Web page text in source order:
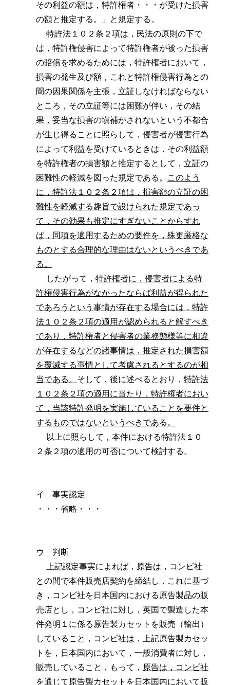
その利益の額は，特許権者・・・が受けた損害
の額と推定する。」と規定する。
特許法１０２条２項は，民法の原則の下で
は，特許権侵害によって特許権者が被った損害
の賠償を求めるためには，特許権者において，
損害の発生及び額，これと特許権侵害行為との
間の因果関係を主張，立証しなければならない
ところ，その立証等には困難が伴い，その結
果，妥当な損害の塡補がされないという不都合
が生じ得ることに照らして，侵害者が侵害行為
によって利益を受けているときは，その利益額
を特許権者の損害額と推定するとして，立証の
困難性の軽減を図った規定である。
このよう
に，特許法１０２条２項は，損害額の立証の困
難性を軽減する趣旨で設けられた規定であっ
て，その効果も推定にすぎないことからすれ
ば，同項を適用するための要件を，殊更厳格な
ものとする合理的な理由はないというべきであ
る。
したがって， 特許権者に，侵害者による特
許権侵害行為がなかったならば利益が得られた
であろうという事情が存在する場合には，特許
法１０２条２項の適用が認められると解すべき
であり，特許権者と侵害者の業務態様等に相違
が存在するなどの諸事情は，推定された損害額
を覆滅する事情として考慮されるとするのが相
当である。 そして，後に述べるとおり， 特許法
１０２条２項の適用に当たり，特許権者におい
て，当該特許発明を実施していることを要件と
するものではないというべきである。
以上に照らして，本件における特許法１０
２条２項の適用の可否について検討する。
イ 事実認定
・・・省略・・・
ウ 判断
上記認定事実によれば，原告は，コンビ社
との間で本件販売店契約を締結し，これに基づ
き，コンビ社を日本国内における原告製品の販
売店とし，コンビ社に対し，英国で製造した本
件発明１に係る原告製カセットを販売（輸出）
していること，コンビ社は，上記原告製カセッ
トを，日本国内において，一般消費者に対し，
販売していること，もって， 原告は，コンビ社
を通じて原告製カセットを日本国内において販